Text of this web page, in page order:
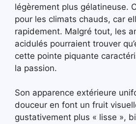
légèrement plus gélatineuse.
pour les climats chauds, car
rapidement. Malgré tout, les
acidulés pourraient trouver
cette pointe piquante
la passion.
Son apparence extérieure
douceur en font un fruit
gustativement plus « lisse »,